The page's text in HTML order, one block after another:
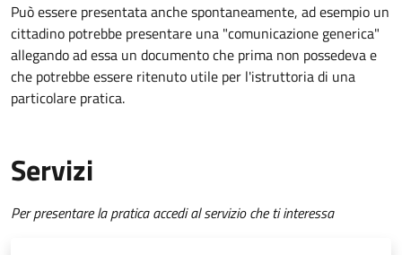
Può essere presentata anche spontaneamente, ad esempio un
cittadino potrebbe presentare una "comunicazione generica"
allegando ad essa un documento che prima non possedeva e
che potrebbe essere ritenuto utile per l'istruttoria di una
particolare pratica.
Servizi
Per presentare la pratica accedi al servizio che ti interessa